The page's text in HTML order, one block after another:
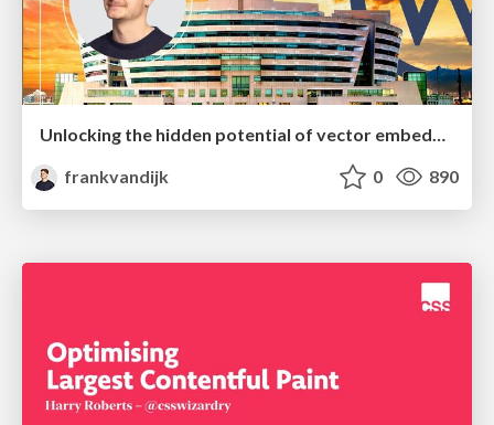
Unlocking the hidden potential of vector embeddings in international SEO
frankvandijk
0 890